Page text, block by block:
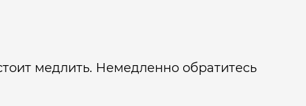
медлить. Немедленно обратитесь